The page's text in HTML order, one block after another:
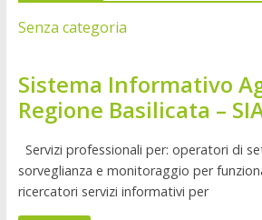
Senza categoria
Sistema Informativo
Regione Basilicata –
Servizi professionali per: operatori di
sorveglianza e monitoraggio per
ricercatori servizi informativi per